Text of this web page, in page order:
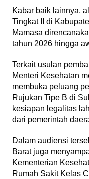
Kabar baik lainnya,
Tingkat II di
Mamasa
tahun 2026 hingga
Terkait usulan
Menteri Kesehatan
membuka peluang
Rujukan Tipe B di
kesiapan legalitas
dari pemerintah
Dalam audiensi
Barat juga
Kementerian
Rumah Sakit Kelas